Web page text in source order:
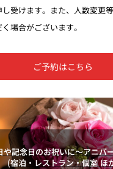
受けます。また、人数変更
場合がございます。
ご予約はこちら
や記念日のお祝いに～アニバ
(宿泊・レストラン・個室 ほ